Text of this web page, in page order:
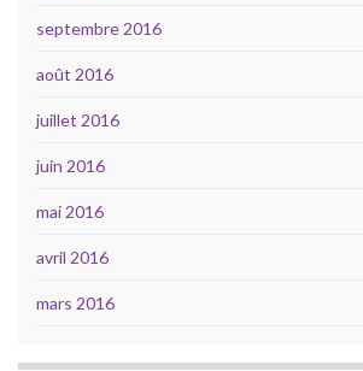
septembre 2016
août 2016
juillet 2016
juin 2016
mai 2016
avril 2016
mars 2016